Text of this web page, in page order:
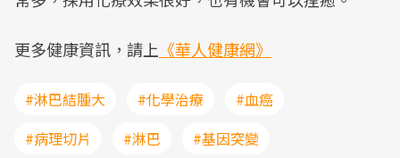
更多健康資訊，請上 《華人健康網》
#淋巴結腫大 #化學治療
#血癌
#病理切片
#淋巴
#基因突變